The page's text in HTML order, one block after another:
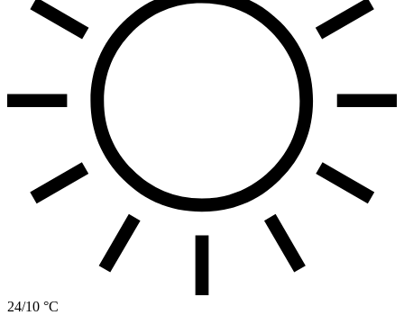
24/10 °C